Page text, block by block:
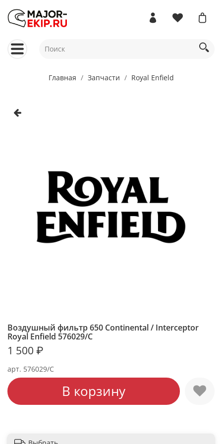
Главная Запчасти Royal Enfield
арт. 576029/C
Воздушный фильтр 650 Continental / Interceptor
Royal Enfield 576029/C
1 500 ₽
В корзину